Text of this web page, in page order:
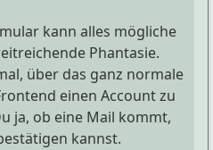
kann alles mögliche
Phantasie.
über das ganz normale
einen Account zu
ja, ob eine Mail kommt,
kannst.